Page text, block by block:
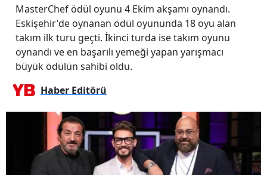
MasterChef ödül oyunu 4 Ekim akşamı oynandı.
Eskişehir'de oynanan ödül oyununda 18 oyu alan
takım ilk turu geçti. İkinci turda ise takım oyunu
oynandı ve en başarılı yemeği yapan yarışmacı
büyük ödülün sahibi oldu.
Haber Editörü